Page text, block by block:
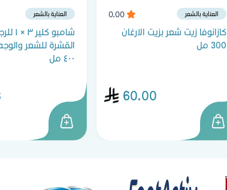
العناية بالشعر
كازانوفا زيت شعر بزيت الارغان
300 مل
60.00
العناية بالشعر
شامبو
القشرة للشعر
٤٠٠ مل